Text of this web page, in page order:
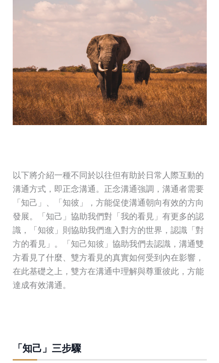
以下將介紹一種不同於以往但有助於日常人際互動的
溝通方式，即正念溝通。正念溝通強調，溝通者需要
「知己」、「知彼」，方能促使溝通朝向有效的方向
發展。「知己」協助我們對「我的看見」有更多的認
識，「知彼」則協助我們進入對方的世界，認識「對
方的看見」。「知己知彼」協助我們去認識，溝通雙
方看見了什麼、雙方看見的真實如何受到內在影響，
在此基礎之上，雙方在溝通中理解與尊重彼此，方能
達成有效溝通。
「知己」三步驟